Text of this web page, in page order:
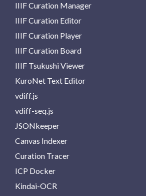
IIIF Curation Manager
IIIF Curation Editor
IIIF Curation Player
IIIF Curation Board
IIIF Tsukushi Viewer
KuroNet Text Editor
vdiff.js
vdiff-seq.js
JSONkeeper
Canvas Indexer
Curation Tracer
ICP Docker
Kindai-OCR